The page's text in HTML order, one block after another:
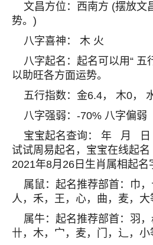
文昌方位：西南方 (摆放文
势。)
八字喜神： 木 火
八字起名：起名可以用“ 五
以助旺各方面运势。
五行指数：金6.4， 木0，
八字强弱：-70% 八字偏弱
宝宝起名查询： 年 月
试试周易起名，宝宝在线起名
2021年8月26日生肖属相起名
属鼠：起名推荐部首：巾，
人，禾，王，心，曲，麦，大
属牛：起名推荐部首：羽，
卄，木，宀，麦，门，辶，小